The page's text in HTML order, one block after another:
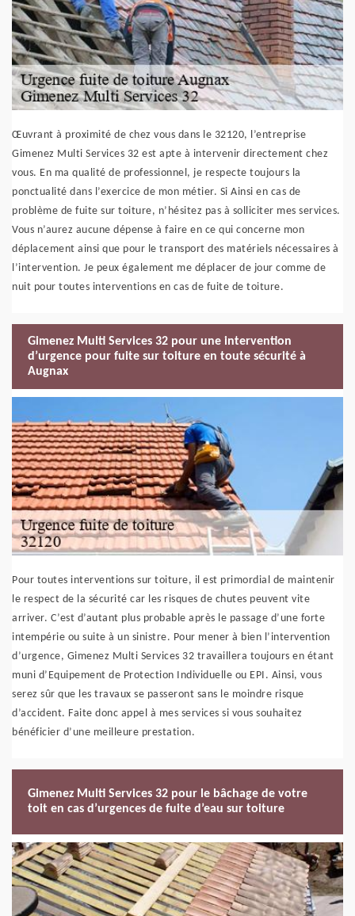
Œuvrant à proximité de chez vous dans le 32120, l’entreprise
Gimenez Multi Services 32 est apte à intervenir directement chez
vous. En ma qualité de professionnel, je respecte toujours la
ponctualité dans l’exercice de mon métier. Si Ainsi en cas de
problème de fuite sur toiture, n’hésitez pas à solliciter mes services.
Vous n’aurez aucune dépense à faire en ce qui concerne mon
déplacement ainsi que pour le transport des matériels nécessaires à
l’intervention. Je peux également me déplacer de jour comme de
nuit pour toutes interventions en cas de fuite de toiture.
Gimenez Multi Services 32 pour une intervention
d’urgence pour fuite sur toiture en toute sécurité à
Augnax
Pour toutes interventions sur toiture, il est primordial de maintenir
le respect de la sécurité car les risques de chutes peuvent vite
arriver. C’est d’autant plus probable après le passage d’une forte
intempérie ou suite à un sinistre. Pour mener à bien l’intervention
d’urgence, Gimenez Multi Services 32 travaillera toujours en étant
muni d’Equipement de Protection Individuelle ou EPI. Ainsi, vous
serez sûr que les travaux se passeront sans le moindre risque
d’accident. Faite donc appel à mes services si vous souhaitez
bénéficier d’une meilleure prestation.
Gimenez Multi Services 32 pour le bâchage de votre
toit en cas d’urgences de fuite d’eau sur toiture